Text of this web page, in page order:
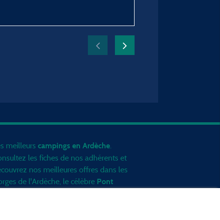
meilleurscampings en Ardèche.
les fiches de nos adhérents et
nos meilleures offres dans les
de l'Ardèche, le célèbre Pont